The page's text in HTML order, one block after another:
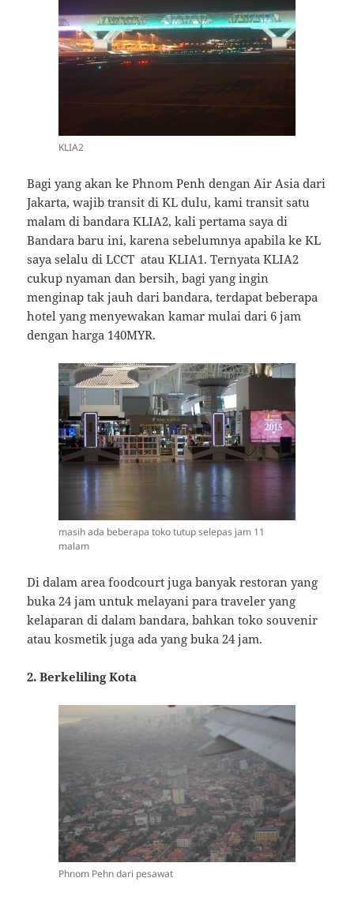
KLIA2
Bagi yang akan ke Phnom Penh dengan Air Asia dari
Jakarta, wajib transit di KL dulu, kami transit satu
malam di bandara KLIA2, kali pertama saya di
Bandara baru ini, karena sebelumnya apabila ke KL
saya selalu di LCCT atau KLIA1. Ternyata KLIA2
cukup nyaman dan bersih, bagi yang ingin
menginap tak jauh dari bandara, terdapat beberapa
hotel yang menyewakan kamar mulai dari 6 jam
dengan harga 140MYR.
masih ada beberapa toko tutup selepas jam 11
malam
Di dalam area foodcourt juga banyak restoran yang
buka 24 jam untuk melayani para traveler yang
kelaparan di dalam bandara, bahkan toko souvenir
atau kosmetik juga ada yang buka 24 jam.
2. Berkeliling Kota
Phnom Pehn dari pesawat